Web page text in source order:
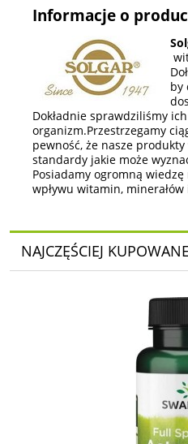
Informacje o
by
Dokładnie sprawdziliśmy
organizm.Przestrzegamy
pewność, że nasze
standardy jakie może
Posiadamy ogromną
wpływu witamin, minerałów
NAJCZĘŚCIEJ